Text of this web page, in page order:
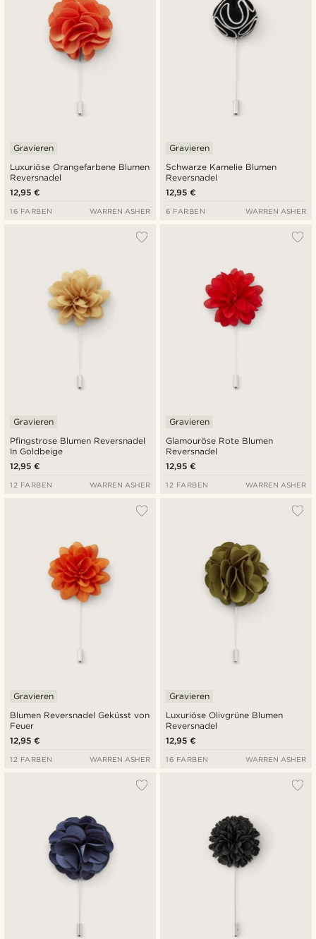
Luxuriöse Orangefarbene Blumen
Reversnadel
Gravieren
12,95 €
16 FARBEN WARREN ASHER
Schwarze Kamelie Blumen
Reversnadel
Gravieren
12,95 €
6 FARBEN WARREN ASHER
Pfingstrose Blumen Reversnadel
In Goldbeige
Gravieren
12,95 €
12 FARBEN WARREN ASHER
Glamouröse Rote Blumen
Reversnadel
Gravieren
12,95 €
12 FARBEN WARREN ASHER
Blumen Reversnadel Geküsst von
Feuer
Gravieren
12,95 €
12 FARBEN WARREN ASHER
Luxuriöse Olivgrüne Blumen
Reversnadel
Gravieren
12,95 €
16 FARBEN WARREN ASHER